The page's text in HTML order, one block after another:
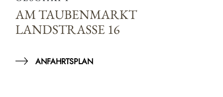
AM TAUBENMARKT
LANDSTRASSE 16
ANFAHRTSPLAN